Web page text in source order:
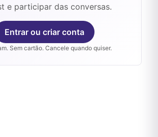
e participar das conversas.
Entrar ou criar conta
Sem cartão. Cancele quando quiser.